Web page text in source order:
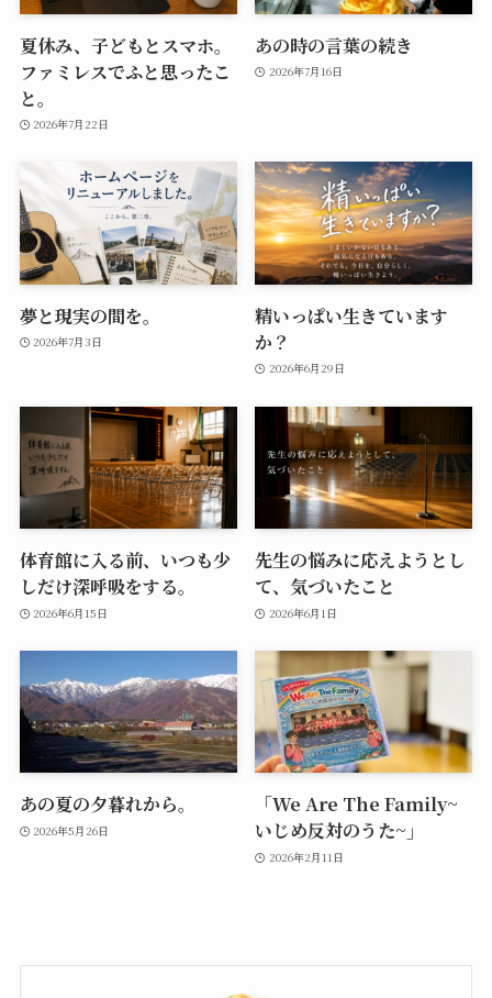
夏休み、子どもとスマホ。
ファミレスでふと思ったこ
と。
2026年7月22日
あの時の言葉の続き
2026年7月16日
夢と現実の間を。
2026年7月3日
精いっぱい生きています
か？
2026年6月29日
体育館に入る前、いつも少
しだけ深呼吸をする。
2026年6月15日
先生の悩みに応えようとし
て、気づいたこと
2026年6月1日
あの夏の夕暮れから。
2026年5月26日
「We Are The Family~
いじめ反対のうた~」
2026年2月11日